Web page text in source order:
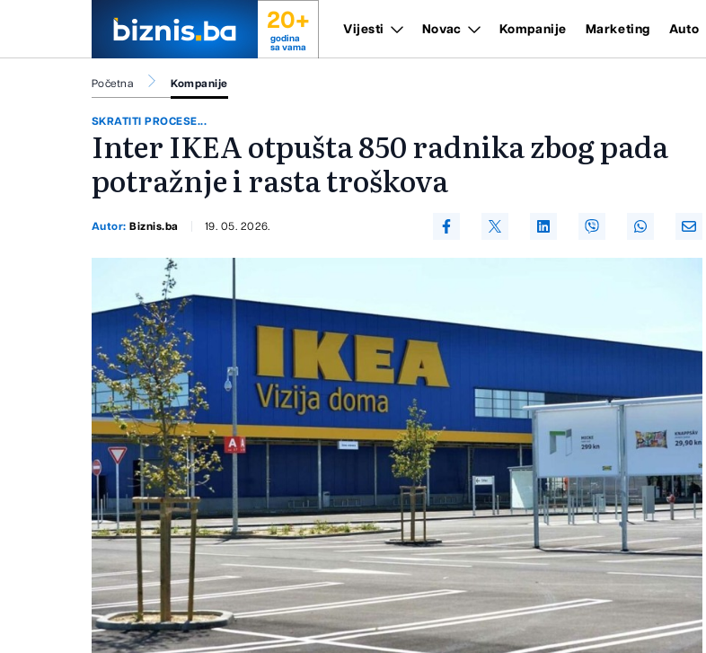
20+
godina
sa vama
Vijesti Novac Kompanije Marketing Auto
Početna Kompanije
SKRATITI PROCESE...
Inter IKEA otpušta 850 radnika zbog pada
potražnje i rasta troškova
Autor:Biznis.ba 19. 05. 2026.